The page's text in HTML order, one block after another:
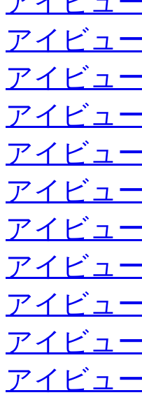
アイビュ
アイビュ
アイビュ
アイビュ
アイビュ
アイビュ
アイビュ
アイビュ
アイビュ
アイビュ